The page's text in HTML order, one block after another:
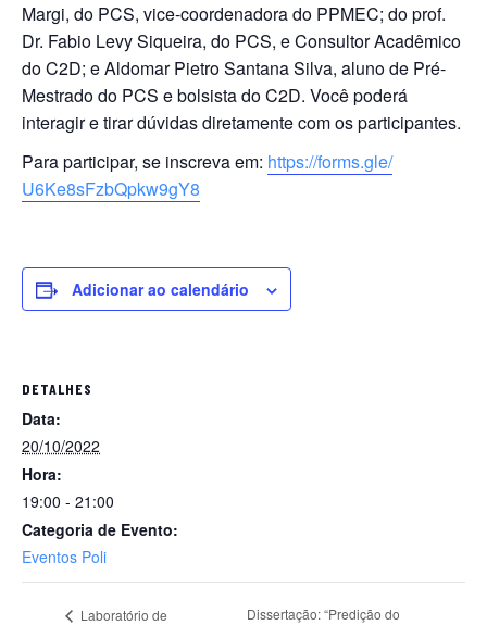
Margi, do PCS, vice-coordenadora do PPMEC; do prof.
Dr. Fabio Levy Siqueira, do PCS, e Consultor Acadêmico
do C2D; e Aldomar Pietro Santana Silva, aluno de Pré-
Mestrado do PCS e bolsista do C2D. Você poderá
interagir e tirar dúvidas diretamente com os participantes.
Para participar, se inscreva em: https://forms.gle/
U6Ke8sFzbQpkw9gY8
Adicionar ao calendário
DETALHES
Data:
20/10/2022
Hora:
19:00 - 21:00
Categoria de Evento:
Eventos Poli
Laboratório de
Dissertação: “Predição do